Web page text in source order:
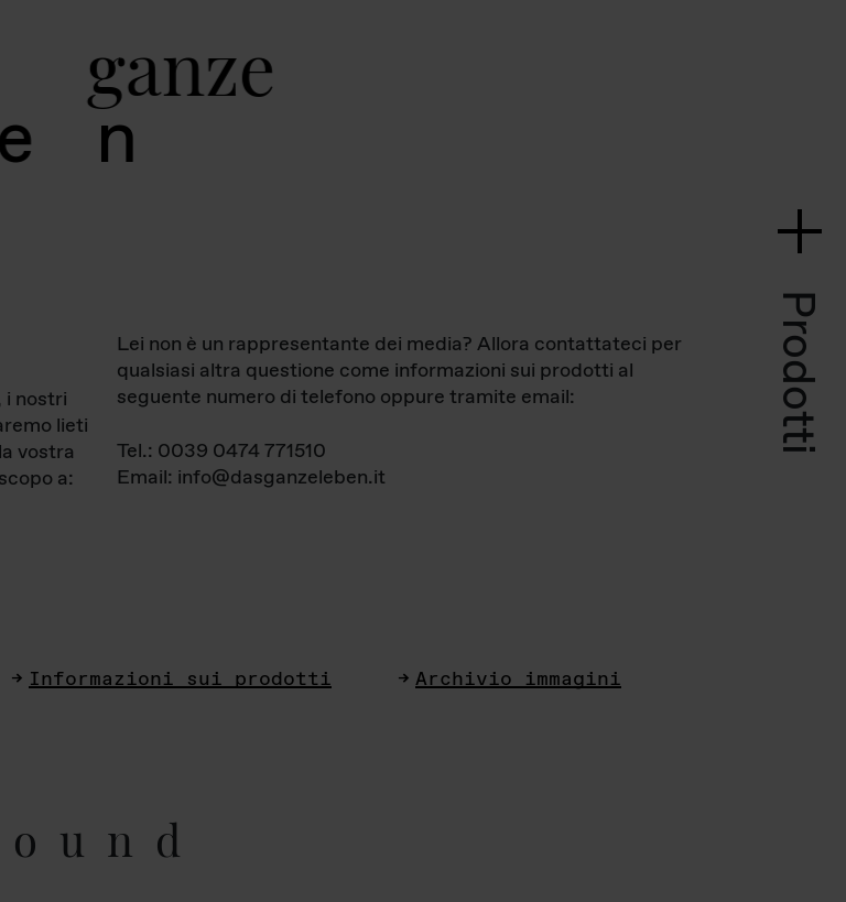
ganz
e
Prodotti
i nostri
lieti
vostra
a:
Lei non è un rappresentante dei media? Allora contattateci per
qualsiasi altra questione come informazioni sui prodotti al
seguente numero di telefono oppure tramite email:
Tel.: 0039 0474 771510
Email: info@dasganzeleben.it
Informazioni sui prodotti Archivio immagini